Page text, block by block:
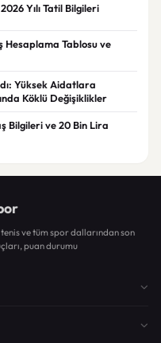
Yılı Tatil Bilgileri
Hesaplama Tablosu ve
Yüksek Aidatlara
Köklü Değişiklikler
Bilgileri ve 20 Bin Lira
ve tüm spor dallarından son
puan durumu